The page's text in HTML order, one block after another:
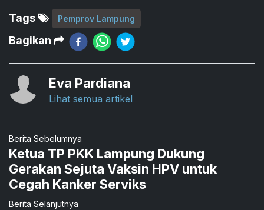
Tags Pemprov Lampung
Bagikan
Eva Pardiana
Lihat semua artikel
Berita Sebelumnya
Ketua TP PKK Lampung Dukung
Gerakan Sejuta Vaksin HPV untuk
Cegah Kanker Serviks
Berita Selanjutnya